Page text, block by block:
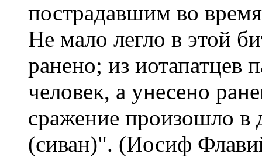
пострадавшим во
Не мало легло в этой
ранено; из иотапатцев
человек, а унесено
сражение произошло в
(сиван)". (Иосиф